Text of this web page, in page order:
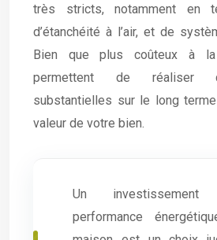
très stricts, notamment en
d’étanchéité à l’air, et de
Bien que plus coûteux à la
permettent de réaliser
substantielles sur le long
valeur de votre bien.
Un
performance